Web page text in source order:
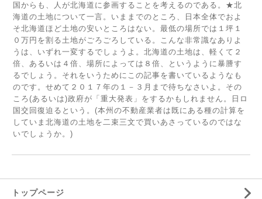
国からも、人が北海道に参画することを考えるのである。★北
海道の土地について一言。いままでのところ、日本全体でおよ
そ北海道ほど土地の安いところはない。最低の場所では１坪１
０万円を割る土地がごろごろしている。こんな非常識なありよ
うは、いずれ一変するでしょうよ。北海道の土地は、軽くて２
倍、あるいは４倍、場所によっては８倍、というように暴謄す
るでしょう。それをいうためにこの記事を書いているようなも
のです。せめて２０１７年の１－３月まで待ちなさいよ。その
ころ(あるいは)政府が「重大発表」をするかもしれません。日ロ
国交回復迫るという。(本州の不動産業者は既にある種の計算を
していま北海道の土地を二束三文で買いあさっているのではな
いでしょうか。)
トップページ